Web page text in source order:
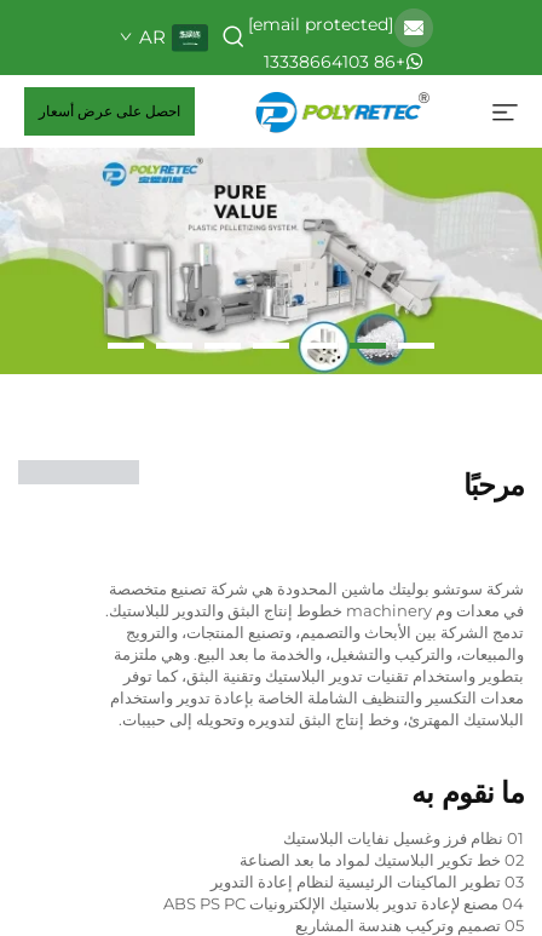
[email protected]
+86 13338664103
AR
احصل على عرض أسعار
مرحبًا
شركة سوتشو بوليتك ماشين المحدودة هي شركة تصنيع متخصصة
في معدات وم machinery خطوط إنتاج البثق والتدوير للبلاستيك.
تدمج الشركة بين الأبحاث والتصميم، وتصنيع المنتجات، والترويج
والمبيعات، والتركيب والتشغيل، والخدمة ما بعد البيع. وهي ملتزمة
بتطوير واستخدام تقنيات تدوير البلاستيك وتقنية البثق، كما توفر
معدات التكسير والتنظيف الشاملة الخاصة بإعادة تدوير واستخدام
البلاستيك المهترئ، وخط إنتاج البثق لتدويره وتحويله إلى حبيبات.
ما نقوم به
01 نظام فرز وغسيل نفايات البلاستيك
02 خط تكوير البلاستيك لمواد ما بعد الصناعة
03 تطوير الماكينات الرئيسية لنظام إعادة التدوير
04 مصنع لإعادة تدوير بلاستيك الإلكترونيات ABS PS PC
05 تصميم وتركيب هندسة المشاريع